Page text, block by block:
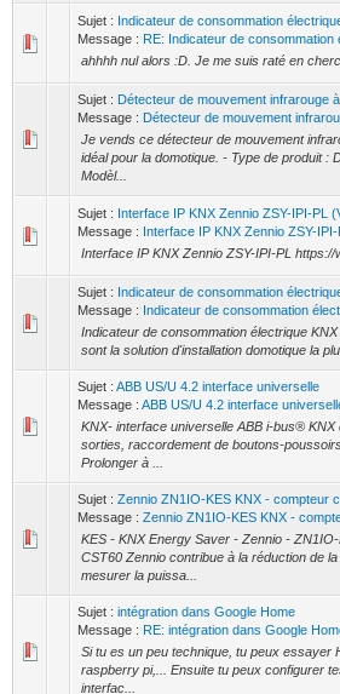
Sujet : Indicateur de consommation
Message : RE: Indicateur de consommation
ahhhh nul alors :D. Je me suis raté en
Sujet : Détecteur de mouvement infrarouge
Message : Détecteur de mouvement
Je vends ce détecteur de mouvement
idéal pour la domotique. - Type de produit :
Modèl...
Sujet : Interface IP KNX Zennio ZSY-IPI-PL
Message : Interface IP KNX Zennio ZSY-
Interface IP KNX Zennio ZSY-IPI-PL
Sujet : Indicateur de consommation
Message : Indicateur de consommation
Indicateur de consommation électrique
sont la solution d'installation domotique la
Sujet : ABB US/U 4.2 interface universelle
Message : ABB US/U 4.2 interface
KNX- interface universelle ABB i-bus®
sorties, raccordement de boutons-
Prolonger à ...
Sujet : Zennio ZN1IO-KES KNX - compteur
Message : Zennio ZN1IO-KES KNX -
KES - KNX Energy Saver - Zennio -
CST60 Zennio contribue à la réduction de
mesurer la puissa...
Sujet : intégration dans Google Home
Message : RE: intégration dans Google
Si tu es un peu technique, tu peux essayer
raspberry pi,... Ensuite tu peux configurer
interfac...